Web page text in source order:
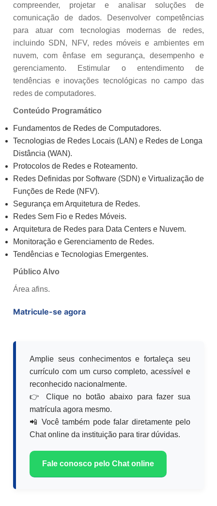
compreender, projetar e analisar soluções de
comunicação de dados. Desenvolver competências
para atuar com tecnologias modernas de redes,
incluindo SDN, NFV, redes móveis e ambientes em
nuvem, com ênfase em segurança, desempenho e
gerenciamento. Estimular o entendimento de
tendências e inovações tecnológicas no campo das
redes de computadores.
Conteúdo Programático
Fundamentos de Redes de Computadores.
Tecnologias de Redes Locais (LAN) e Redes de Longa
Distância (WAN).
Protocolos de Redes e Roteamento.
Redes Definidas por Software (SDN) e Virtualização de
Funções de Rede (NFV).
Segurança em Arquitetura de Redes.
Redes Sem Fio e Redes Móveis.
Arquitetura de Redes para Data Centers e Nuvem.
Monitoração e Gerenciamento de Redes.
Tendências e Tecnologias Emergentes.
Público Alvo
Área afins.
Matricule-se agora
Amplie seus conhecimentos e fortaleça seu
currículo com um curso completo, acessível e
reconhecido nacionalmente.
👉 Clique no botão abaixo para fazer sua
matrícula agora mesmo.
📲 Você também pode falar diretamente pelo
Chat online da instituição para tirar dúvidas.
Fale conosco pelo Chat online